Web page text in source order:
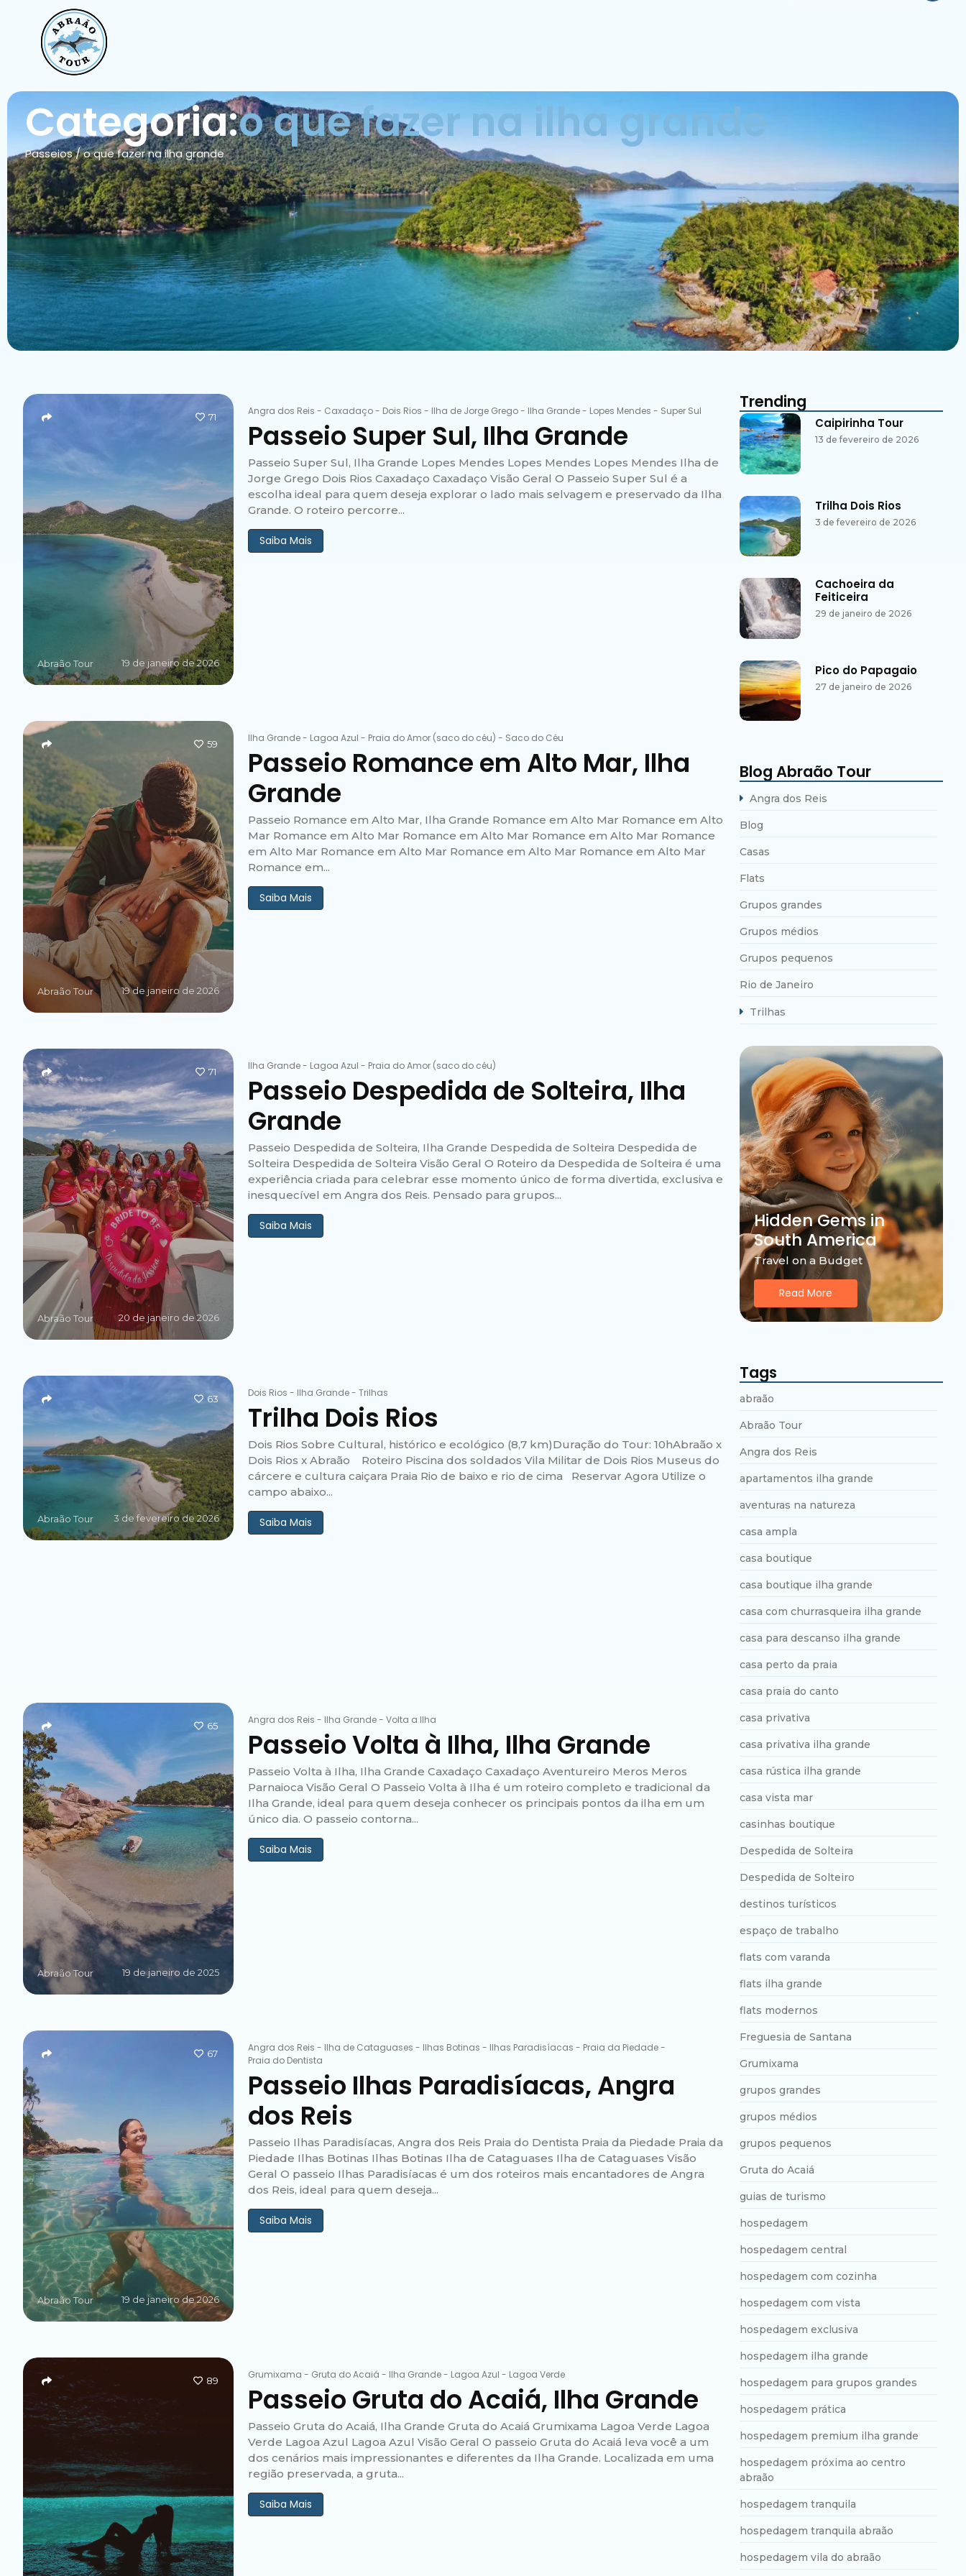
Categoria:o que fazer na ilha grande
Passeios/o que fazer na ilha grande
Abraão Tour 19 de janeiro de 2026
71 Angra dos Reis - Caxadaço- Dois Rios - Ilha de Jorge Grego- Ilha Grande- Lopes Mendes - Super Sul
Passeio Super Sul, Ilha Grande
Passeio Super Sul, Ilha Grande Lopes Mendes Lopes Mendes Lopes Mendes Ilha de
Jorge Grego Dois Rios Caxadaço Caxadaço Visão Geral O Passeio Super Sul é a
escolha ideal para quem deseja explorar o lado mais selvagem e preservado da Ilha
Grande. O roteiro percorre...
Saiba Mais
Abraão Tour 19 de janeiro de 2026
59 Ilha Grande- Lagoa Azul - Praia do Amor (saco do céu) - Saco do Céu
Passeio Romance em Alto Mar, Ilha
Grande
Passeio Romance em Alto Mar, Ilha Grande Romance em Alto Mar Romance em Alto
Mar Romance em Alto Mar Romance em Alto Mar Romance em Alto Mar Romance
em Alto Mar Romance em Alto Mar Romance em Alto Mar Romance em Alto Mar
Romance em...
Saiba Mais
Abraão Tour 20 de janeiro de 2026
71 Ilha Grande- Lagoa Azul - Praia do Amor (saco do céu)
Passeio Despedida de Solteira, Ilha
Grande
Passeio Despedida de Solteira, Ilha Grande Despedida de Solteira Despedida de
Solteira Despedida de Solteira Visão Geral O Roteiro da Despedida de Solteira é uma
experiência criada para celebrar esse momento único de forma divertida, exclusiva e
inesquecível em Angra dos Reis. Pensado para grupos...
Saiba Mais
Abraão Tour 3 de fevereiro de 2026
63 Dois Rios - Ilha Grande- Trilhas
Trilha Dois Rios
Dois Rios Sobre Cultural, histórico e ecológico (8,7 km)Duração do Tour: 10hAbraão x
Dois Rios x Abraão Roteiro Piscina dos soldados Vila Militar de Dois Rios Museus do
cárcere e cultura caiçara Praia Rio de baixo e rio de cima Reservar Agora Utilize o
campo abaixo...
Saiba Mais
Abraão Tour 19 de janeiro de 2025
65 Angra dos Reis - Ilha Grande- Volta a Ilha
Passeio Volta à Ilha, Ilha Grande
Passeio Volta à Ilha, Ilha Grande Caxadaço Caxadaço Aventureiro Meros Meros
Parnaioca Visão Geral O Passeio Volta à Ilha é um roteiro completo e tradicional da
Ilha Grande, ideal para quem deseja conhecer os principais pontos da ilha em um
único dia. O passeio contorna...
Saiba Mais
Abraão Tour 19 de janeiro de 2026
67 Angra dos Reis - Ilha de Cataguases - Ilhas Botinas - Ilhas Paradisíacas - Praia da Piedade-
Praia do Dentista
Passeio Ilhas Paradisíacas, Angra
dos Reis
Passeio Ilhas Paradisíacas, Angra dos Reis Praia do Dentista Praia da Piedade Praia da
Piedade Ilhas Botinas Ilhas Botinas Ilha de Cataguases Ilha de Cataguases Visão
Geral O passeio Ilhas Paradisíacas é um dos roteiros mais encantadores de Angra
dos Reis, ideal para quem deseja...
Saiba Mais
89 Grumixama - Gruta do Acaiá - Ilha Grande- Lagoa Azul - Lagoa Verde
Passeio Gruta do Acaiá, Ilha Grande
Passeio Gruta do Acaiá, Ilha Grande Gruta do Acaiá Grumixama Lagoa Verde Lagoa
Verde Lagoa Azul Lagoa Azul Visão Geral O passeio Gruta do Acaiá leva você a um
dos cenários mais impressionantes e diferentes da Ilha Grande. Localizada em uma
região preservada, a gruta...
Saiba Mais
Trending
Caipirinha Tour
13 de fevereiro de 2026
Trilha Dois Rios
3 de fevereiro de 2026
Cachoeira da
Feiticeira
29 de janeiro de 2026
Pico do Papagaio
27 de janeiro de 2026
Blog Abraão Tour
Angra dos Reis
Blog
Casas
Flats
Grupos grandes
Grupos médios
Grupos pequenos
Rio de Janeiro
Trilhas
Hidden Gems in
South America
Travel on a Budget
Read More
Tags
abraão
Abraão Tour
Angra dos Reis
apartamentos ilha grande
aventuras na natureza
casa ampla
casa boutique
casa boutique ilha grande
casa com churrasqueira ilha grande
casa para descanso ilha grande
casa perto da praia
casa praia do canto
casa privativa
casa privativa ilha grande
casa rústica ilha grande
casa vista mar
casinhas boutique
Despedida de Solteira
Despedida de Solteiro
destinos turísticos
espaço de trabalho
flats com varanda
flats ilha grande
flats modernos
Freguesia de Santana
Grumixama
grupos grandes
grupos médios
grupos pequenos
Gruta do Acaiá
guias de turismo
hospedagem
hospedagem central
hospedagem com cozinha
hospedagem com vista
hospedagem exclusiva
hospedagem ilha grande
hospedagem para grupos grandes
hospedagem prática
hospedagem premium ilha grande
hospedagem próxima ao centro
abraão
hospedagem tranquila
hospedagem tranquila abraão
hospedagem vila do abraão